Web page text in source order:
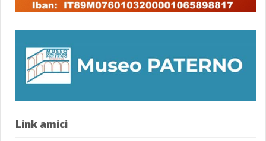
Link amici